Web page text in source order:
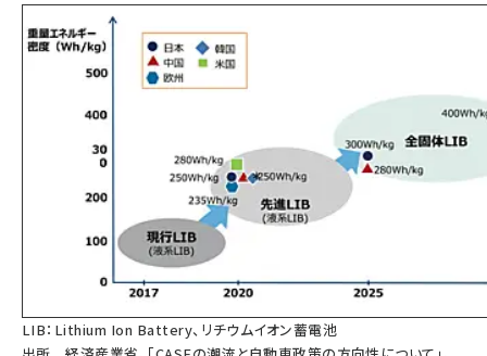
LIB：Lithium Ion Battery、リチウムイオン蓄電池